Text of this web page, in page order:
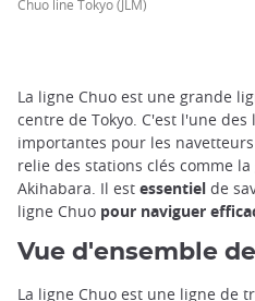
Chuo line Tokyo (JLM)
La ligne Chuo est une grande
centre de Tokyo. C'est l'une
importantes pour les
relie des stations clés comme
Akihabara. Il est essentiel de
ligne Chuo pour naviguer
Vue d'ensemble
La ligne Chuo est une ligne de